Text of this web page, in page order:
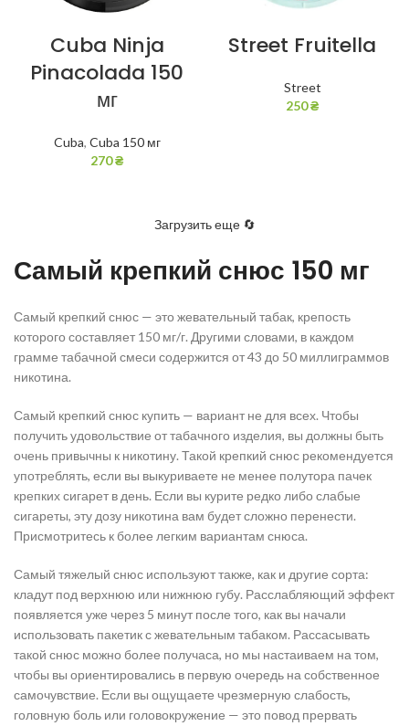
Cuba Ninja
Pinacolada 150
мг
Cuba, Cuba 150 мг
270₴
Street Fruitella
Street
250₴
Загрузить еще 🔄
Самый крепкий снюс 150 мг
Самый крепкий снюс — это жевательный табак, крепость
которого составляет 150 мг/г. Другими словами, в каждом
грамме табачной смеси содержится от 43 до 50 миллиграммов
никотина.
Самый крепкий снюс купить — вариант не для всех. Чтобы
получить удовольствие от табачного изделия, вы должны быть
очень привычны к никотину. Такой крепкий снюс рекомендуется
употреблять, если вы выкуриваете не менее полутора пачек
крепких сигарет в день. Если вы курите редко либо слабые
сигареты, эту дозу никотина вам будет сложно перенести.
Присмотритесь к более легким вариантам снюса.
Самый тяжелый снюс используют также, как и другие сорта:
кладут под верхнюю или нижнюю губу. Расслабляющий эффект
появляется уже через 5 минут после того, как вы начали
использовать пакетик с жевательным табаком. Рассасывать
такой снюс можно более получаса, но мы настаиваем на том,
чтобы вы ориентировались в первую очередь на собственное
самочувствие. Если вы ощущаете чрезмерную слабость,
головную боль или головокружение — это повод прервать